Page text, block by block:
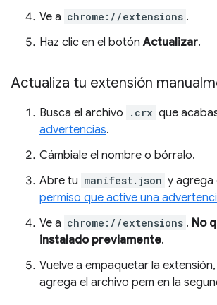
Ve a chrome://extensions .
Haz clic en el botónActualizar.
Actualiza tu extensión
Busca el archivo .crx que
advertencias.
Cámbiale el nombre o bórralo.
Abre tu manifest.json y agrega
permiso que active una
Ve a chrome://extensions . No
instalado previamente.
Vuelve a empaquetar la
agrega el archivo pem en la